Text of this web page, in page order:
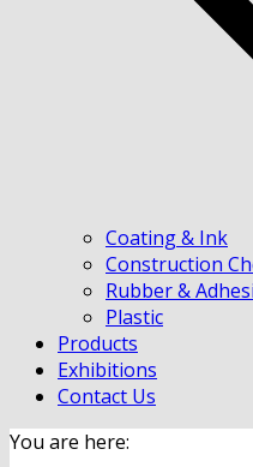
Coating & Ink
Construction
Rubber &
Plastic
Products
Exhibitions
Contact Us
You are here: